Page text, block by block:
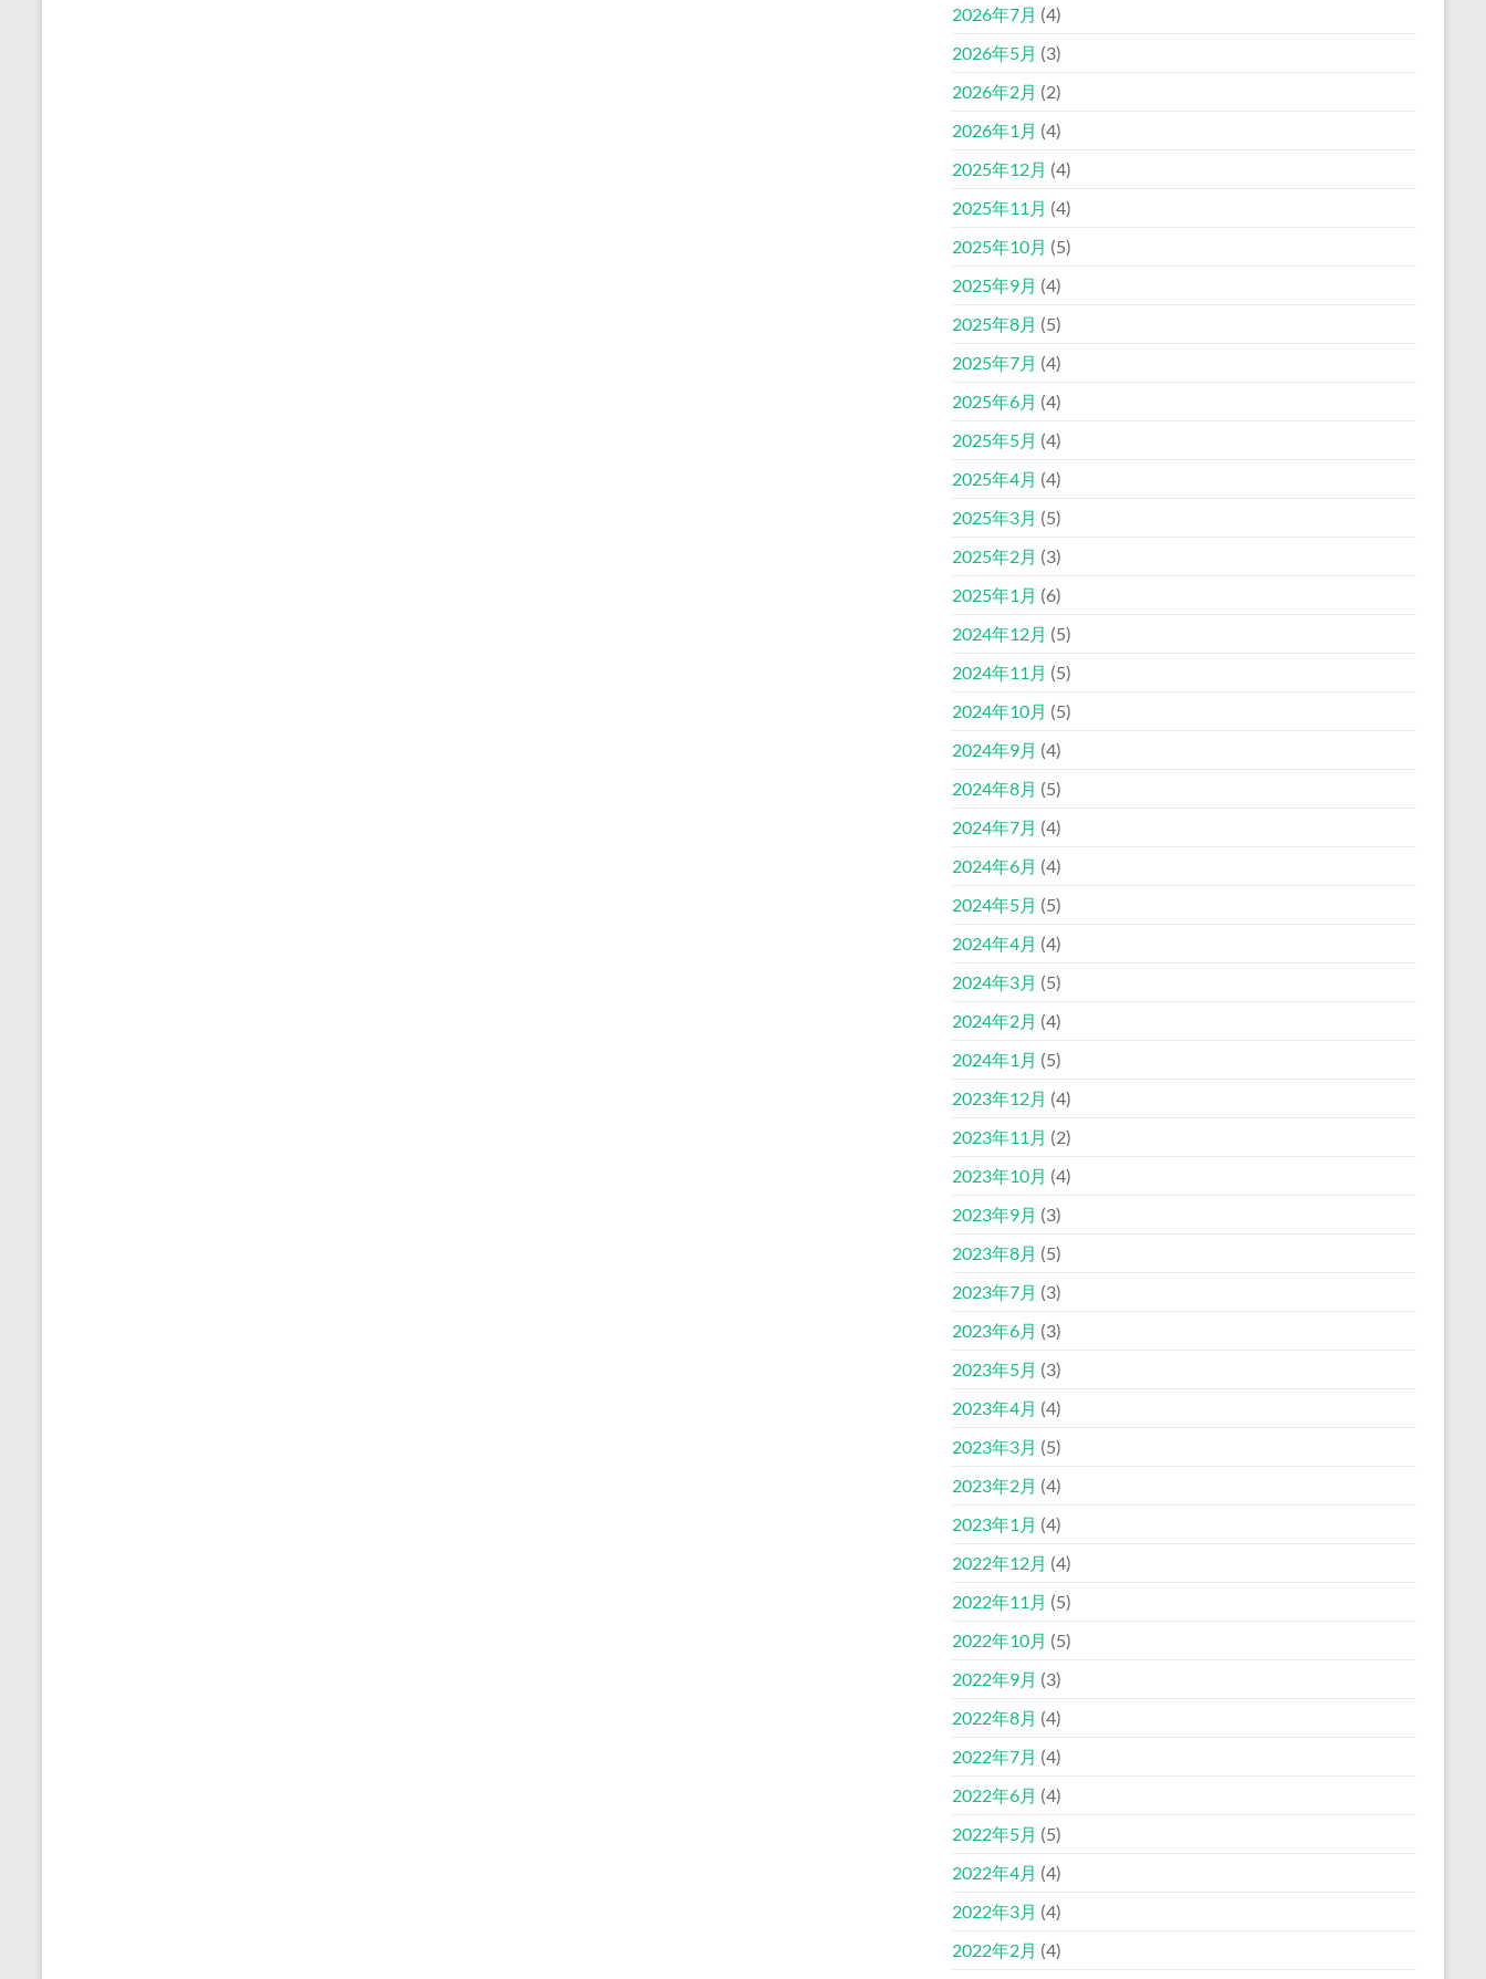
2026年7月 (4)
2026年5月 (3)
2026年2月 (2)
2026年1月 (4)
2025年12月 (4)
2025年11月 (4)
2025年10月 (5)
2025年9月 (4)
2025年8月 (5)
2025年7月 (4)
2025年6月 (4)
2025年5月 (4)
2025年4月 (4)
2025年3月 (5)
2025年2月 (3)
2025年1月 (6)
2024年12月 (5)
2024年11月 (5)
2024年10月 (5)
2024年9月 (4)
2024年8月 (5)
2024年7月 (4)
2024年6月 (4)
2024年5月 (5)
2024年4月 (4)
2024年3月 (5)
2024年2月 (4)
2024年1月 (5)
2023年12月 (4)
2023年11月 (2)
2023年10月 (4)
2023年9月 (3)
2023年8月 (5)
2023年7月 (3)
2023年6月 (3)
2023年5月 (3)
2023年4月 (4)
2023年3月 (5)
2023年2月 (4)
2023年1月 (4)
2022年12月 (4)
2022年11月 (5)
2022年10月 (5)
2022年9月 (3)
2022年8月 (4)
2022年7月 (4)
2022年6月 (4)
2022年5月 (5)
2022年4月 (4)
2022年3月 (4)
2022年2月 (4)